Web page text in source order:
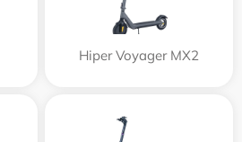
Hiper Voyager MX2